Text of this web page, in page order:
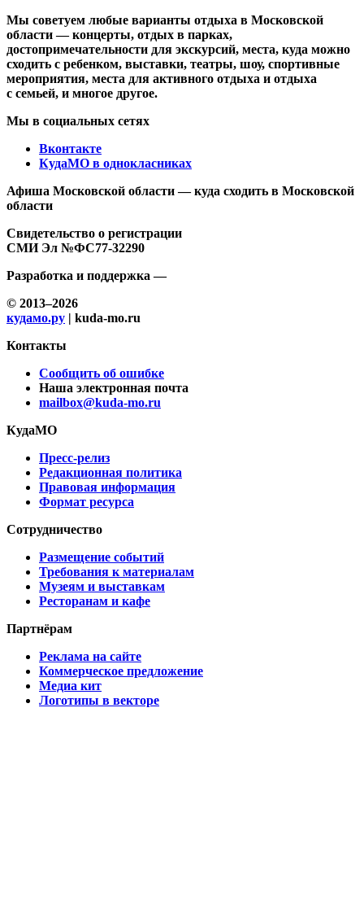
Мы советуем любые варианты отдыха в Московской
области — концерты, отдых в парках,
достопримечательности для экскурсий, места, куда можно
сходить с ребенком, выставки, театры, шоу, спортивные
мероприятия, места для активного отдыха и отдыха
с семьей, и многое другое.
Мы в социальных сетях
Вконтакте
КудаМО в однокласниках
Афиша Московской области — куда сходить в Московской
области
Свидетельство о регистрации
СМИ Эл №ФС77-32290
Разработка и поддержка —
© 2013–2026
кудамо.ру | kuda-mo.ru
Контакты
Сообщить об ошибке
Наша электронная почта
mailbox@kuda-mo.ru
КудаМО
Пресс-релиз
Редакционная политика
Правовая информация
Формат ресурса
Сотрудничество
Размещение событий
Требования к материалам
Музеям и выставкам
Ресторанам и кафе
Партнёрам
Реклама на сайте
Коммерческое предложение
Медиа кит
Логотипы в векторе